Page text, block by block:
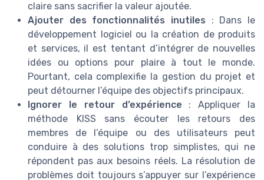
claire sans sacrifier la valeur ajoutée.
Ajouter des fonctionnalités inutiles : Dans le
développement logiciel ou la création de produits
et services, il est tentant d’intégrer de nouvelles
idées ou options pour plaire à tout le monde.
Pourtant, cela complexifie la gestion du projet et
peut détourner l’équipe des objectifs principaux.
Ignorer le retour d’expérience : Appliquer la
méthode KISS sans écouter les retours des
membres de l’équipe ou des utilisateurs peut
conduire à des solutions trop simplistes, qui ne
répondent pas aux besoins réels. La résolution de
problèmes doit toujours s’appuyer sur l’expérience